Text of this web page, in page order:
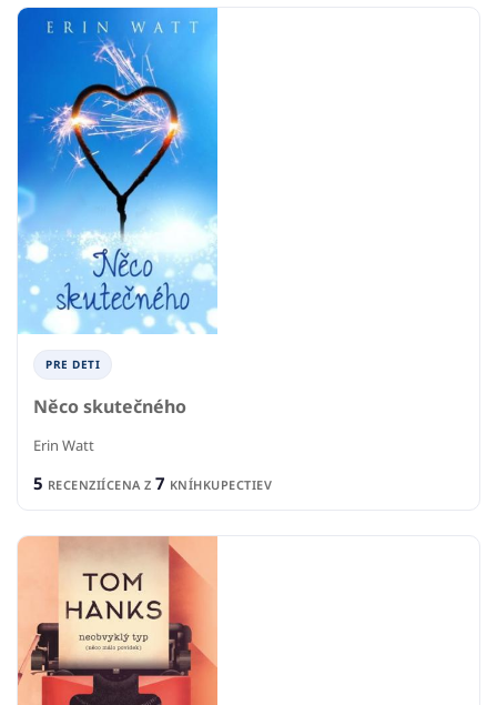
PRE DETI
Něco skutečného
Erin Watt
5 RECENZIÍCENA Z 7 KNÍHKUPECTIEV